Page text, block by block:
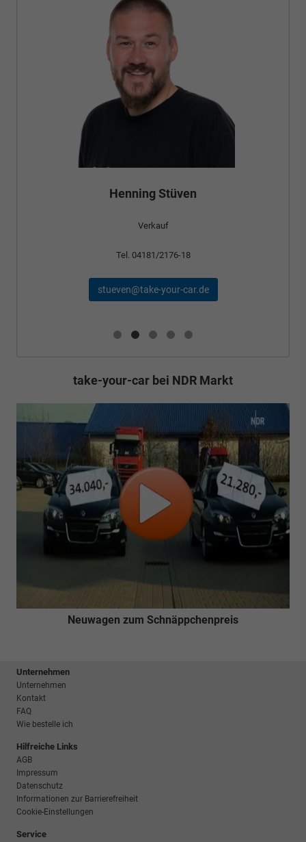
Henning Stüven
Verkauf
Tel. 04181/2176-18
stueven@take-your-car.de
take-your-car bei NDR Markt
Neuwagen zum Schnäppchenpreis
Unternehmen
Unternehmen
Kontakt
FAQ
Wie bestelle ich
Hilfreiche Links
AGB
Impressum
Datenschutz
Informationen zur Barrierefreiheit
Cookie-Einstellungen
Service